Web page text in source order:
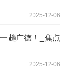
2025-12-06
趟广德！_焦点
2025-12-06